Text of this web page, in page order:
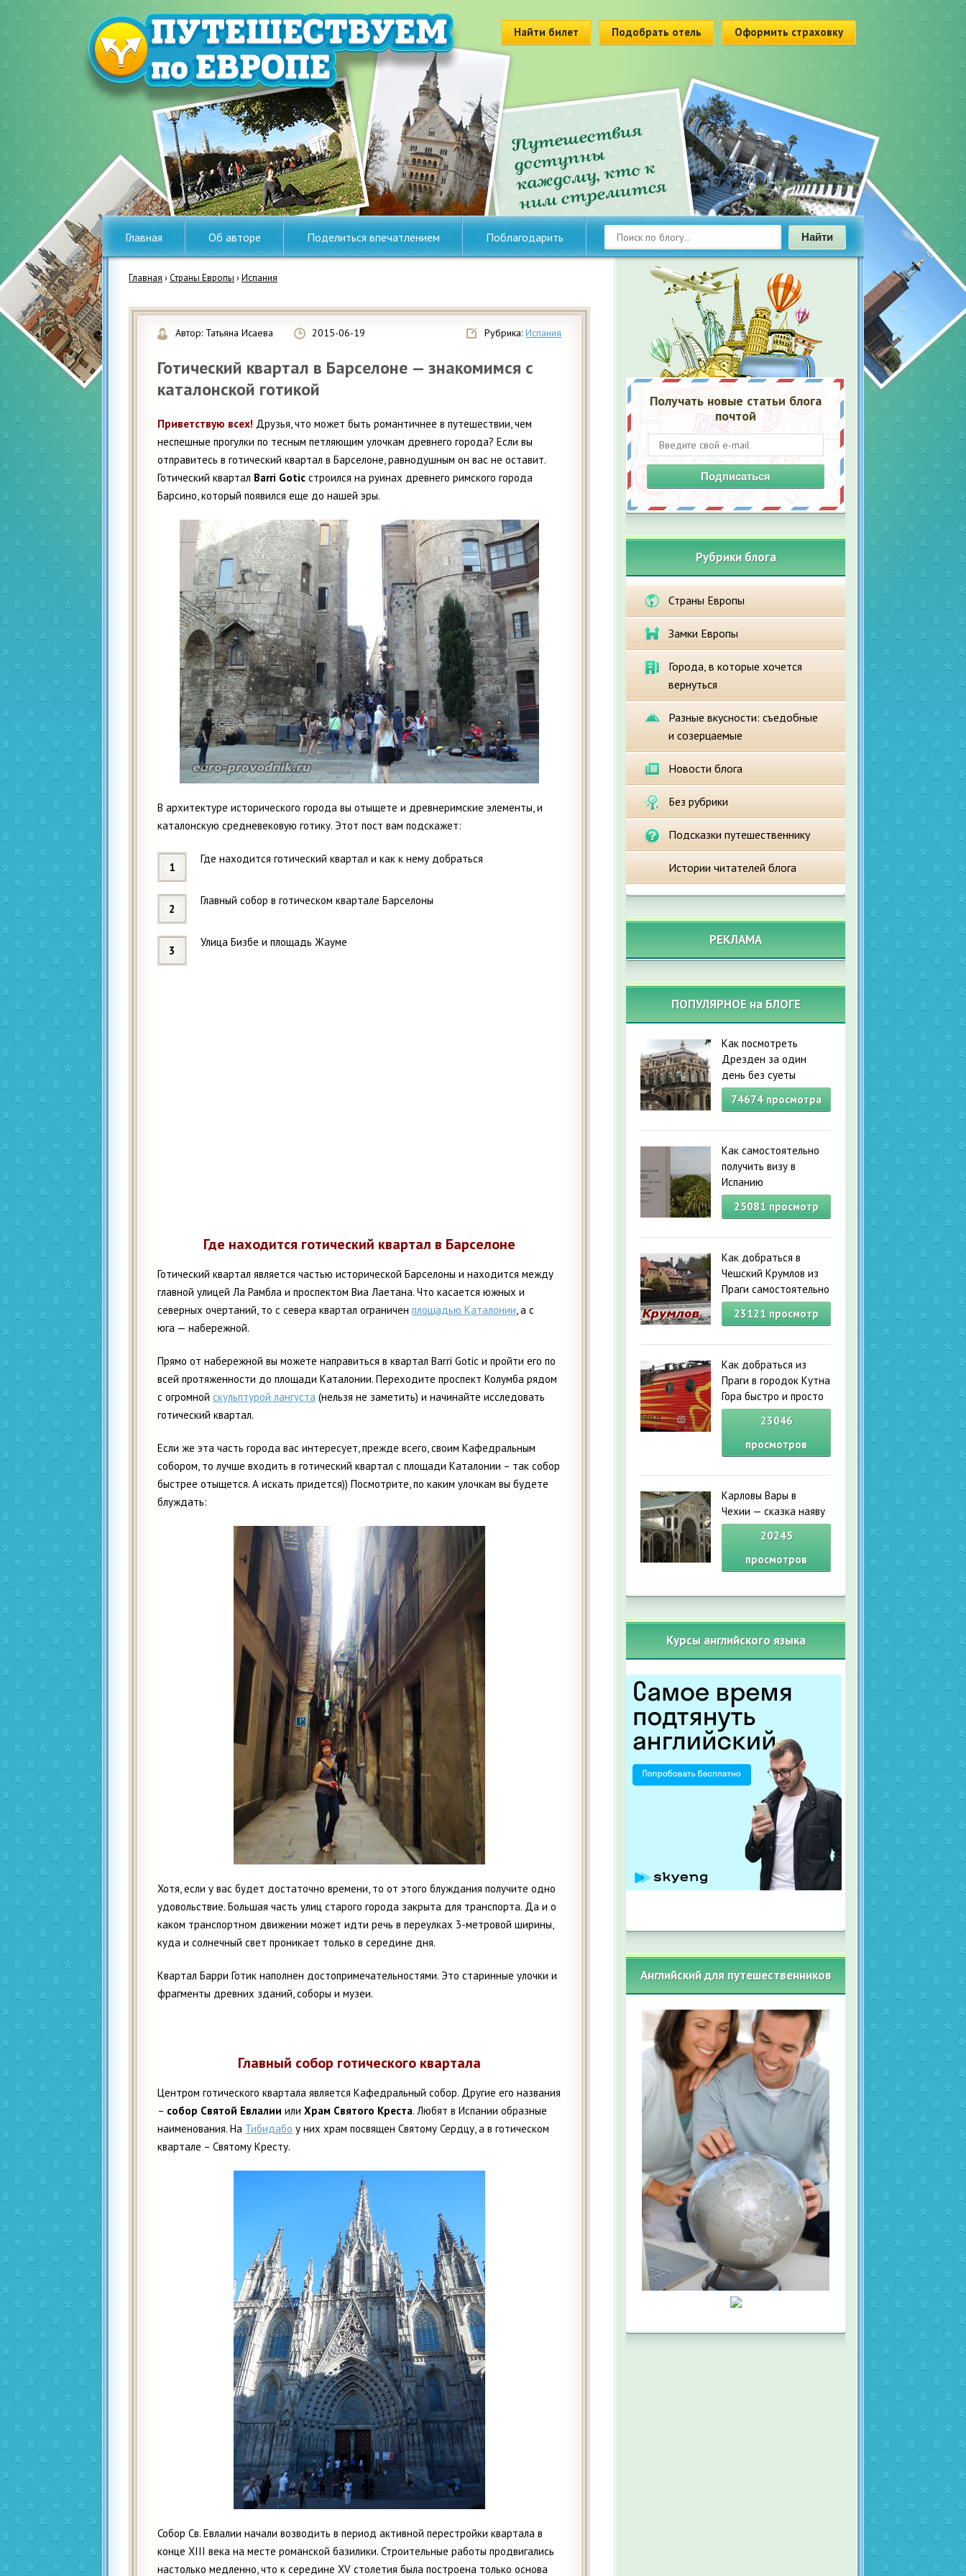
Найти билет Подобрать отель Оформить страховку
Главная Об авторе Поделиться впечатлением Поблагодарить Найти
Главная ›Страны Европы ›Испания
Рубрика:Испания
Автор: Татьяна Исаева 2015-06-19
Готический квартал в Барселоне — знакомимся с
каталонской готикой
Приветствую всех! Друзья, что может быть романтичнее в путешествии, чем
неспешные прогулки по тесным петляющим улочкам древнего города? Если вы
отправитесь в готический квартал в Барселоне, равнодушным он вас не оставит.
Готический квартал Barri Gotic строился на руинах древнего римского города
Барсино, который появился еще до нашей эры.
В архитектуре исторического города вы отыщете и древнеримские элементы, и
каталонскую средневековую готику. Этот пост вам подскажет:
Где находится готический квартал и как к нему добраться
Главный собор в готическом квартале Барселоны
Улица Бизбе и площадь Жауме
Где находится готический квартал в Барселоне
Готический квартал является частью исторической Барселоны и находится между
главной улицей Ла Рамбла и проспектом Виа Лаетана. Что касается южных и
северных очертаний, то с севера квартал ограничен площадью Каталонии , а с
юга — набережной.
Прямо от набережной вы можете направиться в квартал Barri Gotic и пройти его по
всей протяженности до площади Каталонии. Переходите проспект Колумба рядом
с огромной скульптурой лангуста (нельзя не заметить) и начинайте исследовать
готический квартал.
Если же эта часть города вас интересует, прежде всего, своим Кафедральным
собором, то лучше входить в готический квартал с площади Каталонии – так собор
быстрее отыщется. А искать придется)) Посмотрите, по каким улочкам вы будете
блуждать:
Хотя, если у вас будет достаточно времени, то от этого блуждания получите одно
удовольствие. Большая часть улиц старого города закрыта для транспорта. Да и о
каком транспортном движении может идти речь в переулках 3-метровой ширины,
куда и солнечный свет проникает только в середине дня.
Квартал Барри Готик наполнен достопримечательностями. Это старинные улочки и
фрагменты древних зданий, соборы и музеи.
Главный собор готического квартала
Центром готического квартала является Кафедральный собор. Другие его названия
– собор Святой Евлалии или Храм Святого Креста. Любят в Испании образные
наименования. На Тибидабо у них храм посвящен Святому Сердцу, а в готическом
квартале – Святому Кресту.
Собор Св. Евлалии начали возводить в период активной перестройки квартала в
конце XIII века на месте романской базилики. Строительные paботы продвигались
настолько медленно, что к середине XV столетия была построена только основа
Получать новые статьи блога
почтой
Подписаться
Рубрики блога
Страны Европы
Замки Европы
Города, в которые хочется
вернуться
Разные вкусности: съедобные
и созерцаемые
Новости блога
Без рубрики
Подсказки путешественнику
Истории читателей блога
РЕКЛАМА
ПОПУЛЯРНОЕ на БЛОГЕ
Как посмотреть
Дрезден за один
день без суеты
74674просмотра
Как самостоятельно
получить визу в
Испанию
25081 просмотр
Как добраться в
Чешский Крумлов из
Праги самостоятельно
23121 просмотр
Как добраться из
Праги в городок Кутна
Гора быстро и просто
23046
просмотров
Карловы Вары в
Чехии — сказка наяву
20245
просмотров
Курсы английского языка
Английский для путешественников